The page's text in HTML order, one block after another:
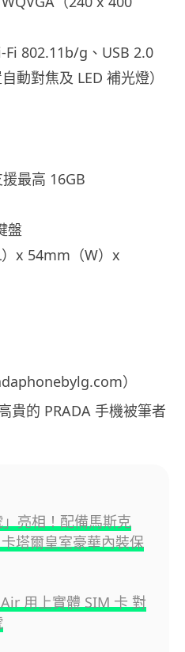
802.11b/g、USB 2.0
動對焦及 LED 補光燈）
最高 16GB
盤
x 54mm（W）x
）
貴的 PRADA 手機被筆者
亮相！配備馬斯克
塔爾皇室豪華內裝保
用上實體 SIM 卡 對